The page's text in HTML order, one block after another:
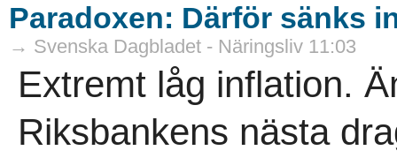
Paradoxen: Därför sänks
→ Svenska Dagbladet - Näringsliv 11:03
Extremt låg inflation.
Riksbankens nästa